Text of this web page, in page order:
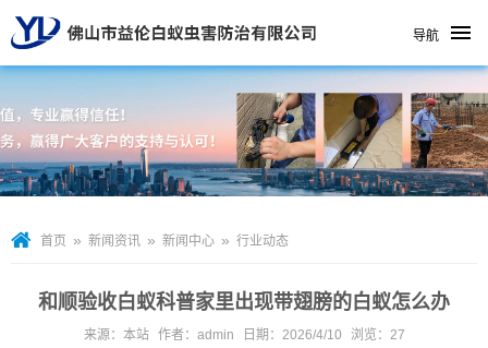
导航
首页 » 新闻资讯 » 新闻中心 » 行业动态
和顺验收白蚁科普家里出现带翅膀的白蚁怎么办
来源：本站 作者：admin 日期：2026/4/10 浏览： 27